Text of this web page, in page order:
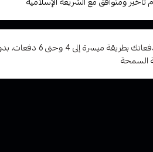
قسم دفعاتك بطريقة
السمحة